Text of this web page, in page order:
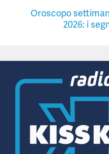
Oroscopo
2026: i